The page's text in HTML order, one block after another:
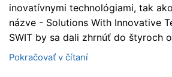
inovatívnymi technológiami, tak
názve - Solutions With Innovative
SWIT by sa dali zhrnúť do štyroch
Pokračovať v čítaní